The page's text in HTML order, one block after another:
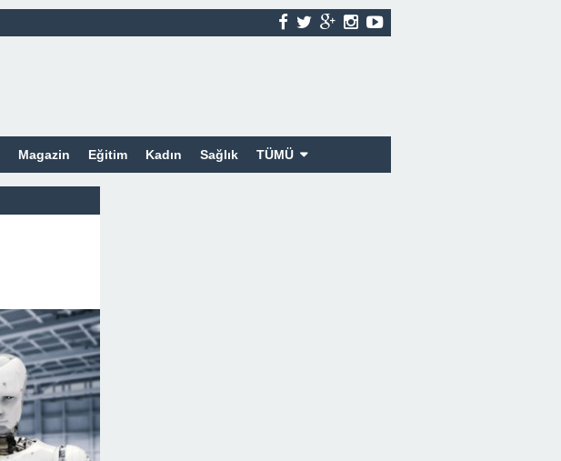
Magazin Eğitim Kadın Sağlık TÜMÜ